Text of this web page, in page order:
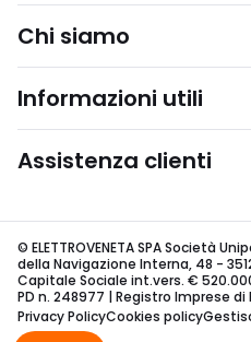
Chi siamo
Informazioni utili
Assistenza clienti
© ELETTROVENETA SPA Società
della Navigazione Interna, 48 -
Capitale Sociale int.vers. € 520.000
PD n. 248977 | Registro Imprese di
Privacy PolicyCookies policy